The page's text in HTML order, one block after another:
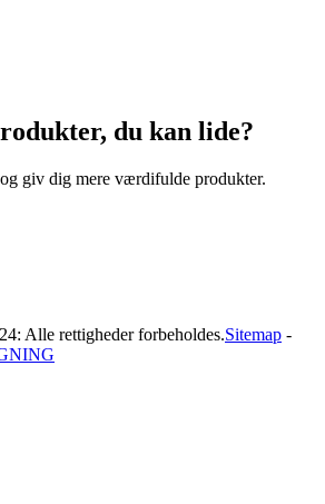
du kan lide?
giv dig mere værdifulde produkter.
Alle rettigheder forbeholdes.Sitemap -